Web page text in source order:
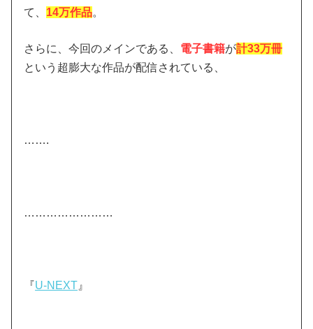
て、 14万作品。
さらに、今回のメインである、 電子書籍が計33万冊
という超膨大な作品が配信されている、
…….
……………………
『U-NEXT 』